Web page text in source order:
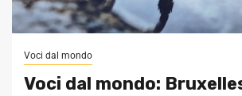
Voci dal mondo
Voci dal mondo: